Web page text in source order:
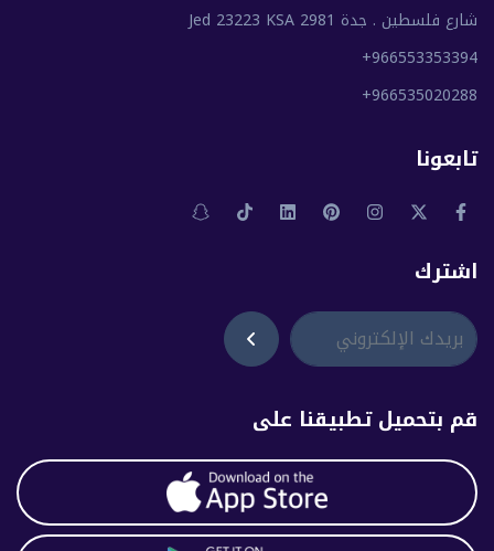
شارع فلسطين . جدة 2981 Jed 23223 KSA
+966553353394
+966535020288
تابعونا
اشترك
قم بتحميل تطبيقنا على